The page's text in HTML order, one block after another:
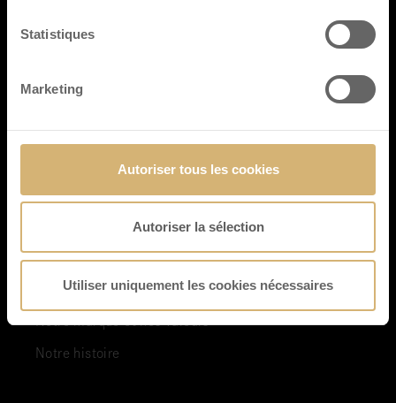
Statistiques
Marketing
Autoriser tous les cookies
Autoriser la sélection
Utiliser uniquement les cookies nécessaires
Pour tous les autres pays:
+ 41 55 645 44 44
Contactez-nous
CH-8755 Ennenda
Notre marque et nos valeurs
Notre histoire